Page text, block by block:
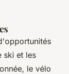
ski et les
le vélo